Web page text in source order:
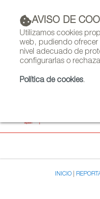
AVISO DE
Utilizamos cookies
web, pudiendo ofrecer
nivel adecuado de
configurarlas o
Política de cookies.
INICIO